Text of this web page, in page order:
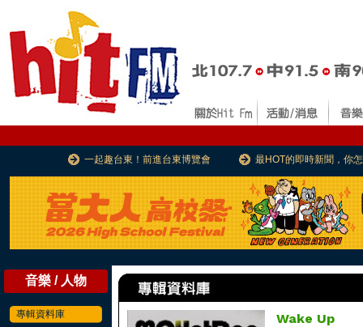
一起趣台東！前進台東博覽會 最HOT的即時新聞，你
音樂 / 人物
專輯資料庫
Wake Up